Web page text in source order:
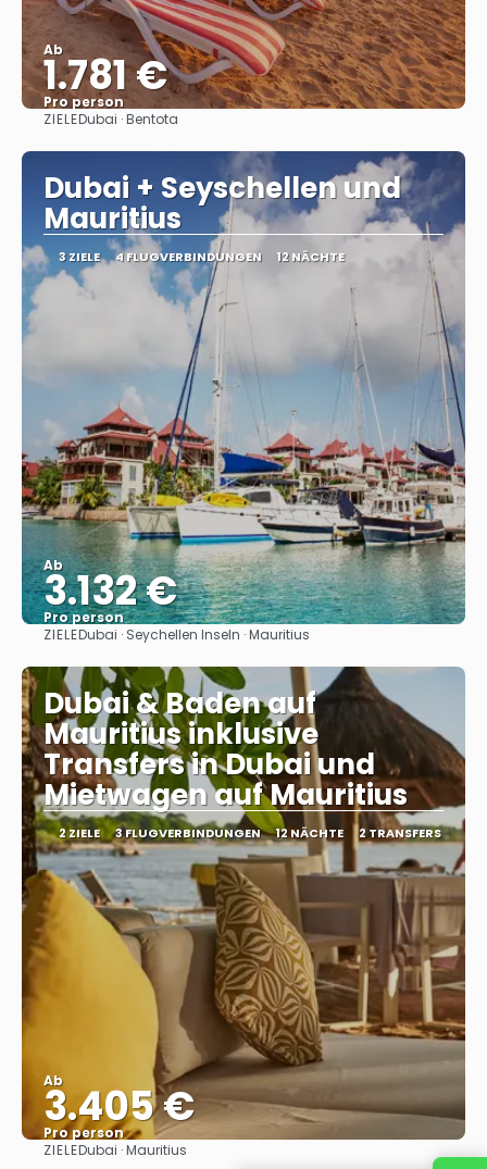
Ab
1.781 €
Pro person
ZIELEDubai · Bentota
Dubai + Seyschellen und
Mauritius
3 ZIELE 4 FLUGVERBINDUNGEN 12 NÄCHTE
Ab
3.132 €
Pro person
Sehen
ZIELEDubai · Seychellen Inseln · Mauritius
Dubai & Baden auf
Mauritius inklusive
Transfers in Dubai und
Mietwagen auf Mauritius
2 ZIELE 3 FLUGVERBINDUNGEN 12 NÄCHTE 2 TRANSFERS
Ab
3.405 €
Pro person
ZIELEDubai · Mauritius